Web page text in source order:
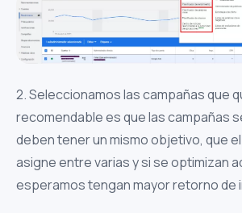
2. Seleccionamos las campañas que
recomendable es que las campañas
deben tener un mismo objetivo, que
asigne entre varias y si se optimizan
esperamos tengan mayor retorno de